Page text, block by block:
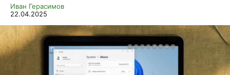
Иван Герасимов
22.04.2025